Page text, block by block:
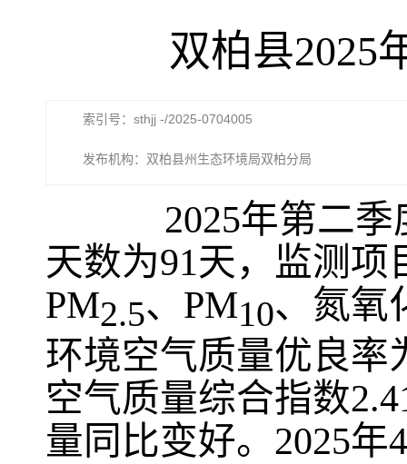
双柏县2025
索引号：sthjj -/2025-0704005
发布机构：双柏县州生态环境局双柏分局
2025年第二季度
天数为91天，监测
PM2.5、PM10、氮氧
环境空气质量优良率
空气质量综合指数
量同比变好。2025